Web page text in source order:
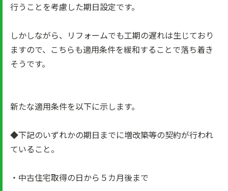
行うことを考慮した期日設定です。
しかしながら、リフォームでも工期の遅れは生じており
ますので、こちらも適用条件を緩和することで落ち着き
そうです。
新たな適用条件を以下に示します。
◆下記のいずれかの期日までに増改築等の契約が行われ
ていること。
・中古住宅取得の日から５カ月後まで